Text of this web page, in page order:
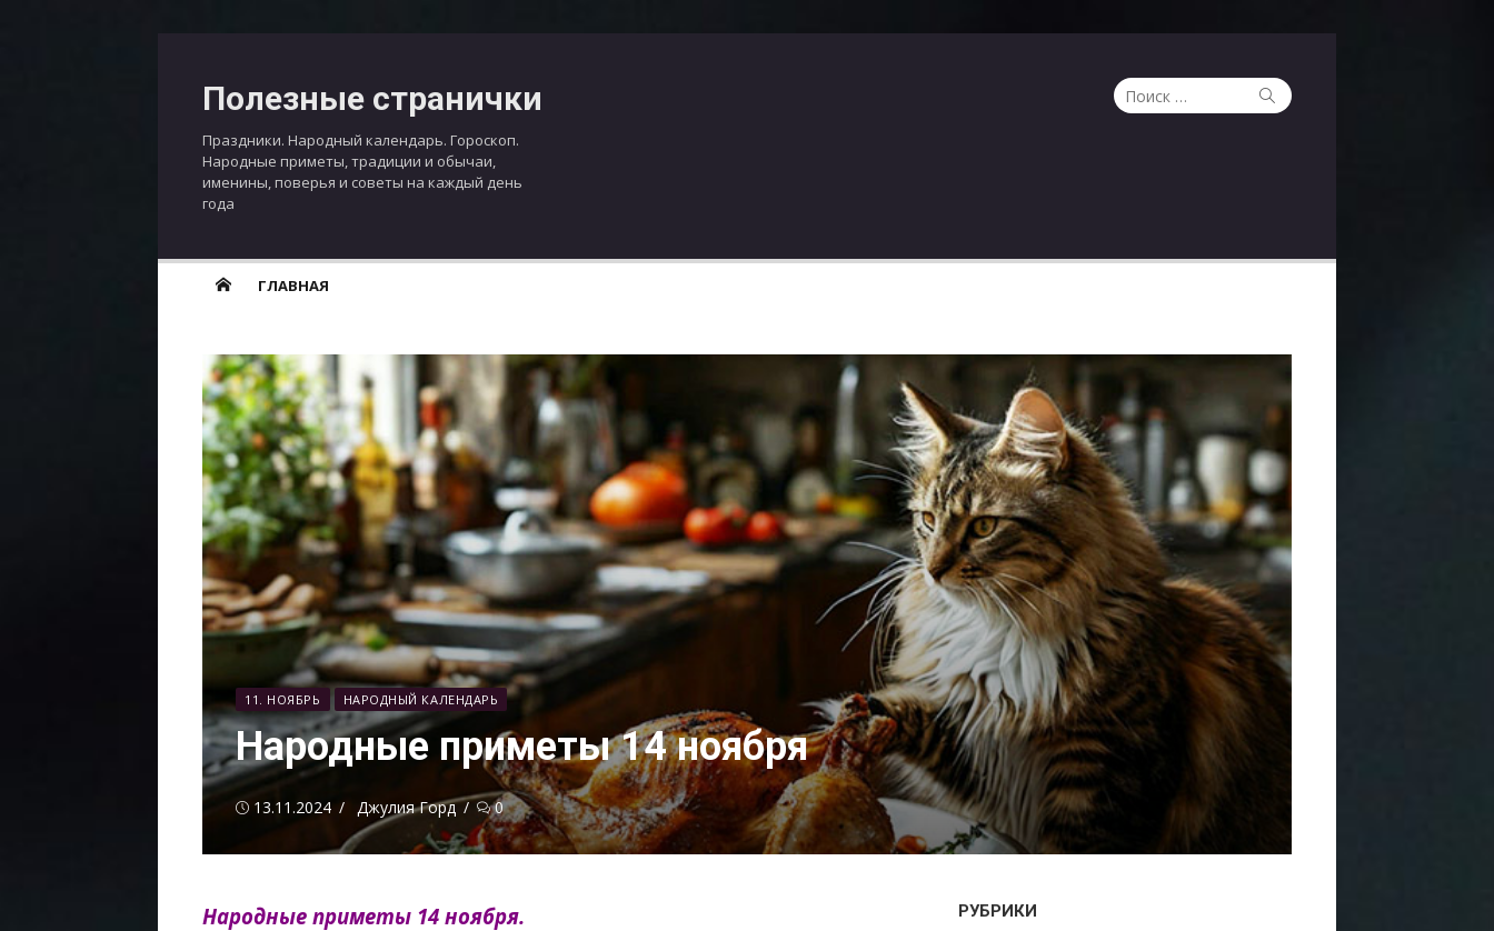
Полезные странички
Праздники. Народный календарь. Гороскоп.
Народные приметы, традиции и обычаи,
именины, поверья и советы на каждый день
года
Поиск
по:
Поиск
ГЛАВНАЯ
11. НОЯБРЬ НАРОДНЫЙ КАЛЕНДАРЬ
Народные приметы 14 ноября
Опубликовано
13.11.2024 Автор
Джулия Горд 0
Народные приметы 14 ноября. РУБРИКИ